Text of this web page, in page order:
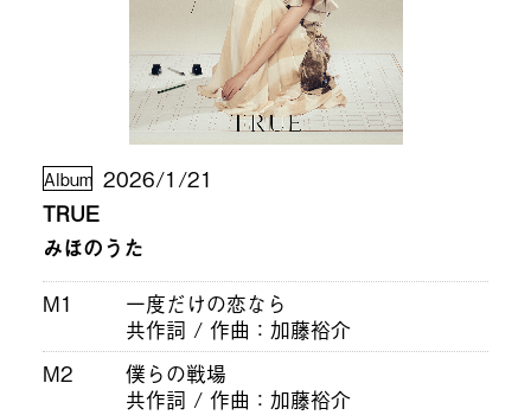
Album 2026/1/21
TRUE
みほのうた
M1
一度だけの恋なら
共作詞 / 作曲
加藤裕介
M2
僕らの戦場
共作詞 / 作曲
加藤裕介